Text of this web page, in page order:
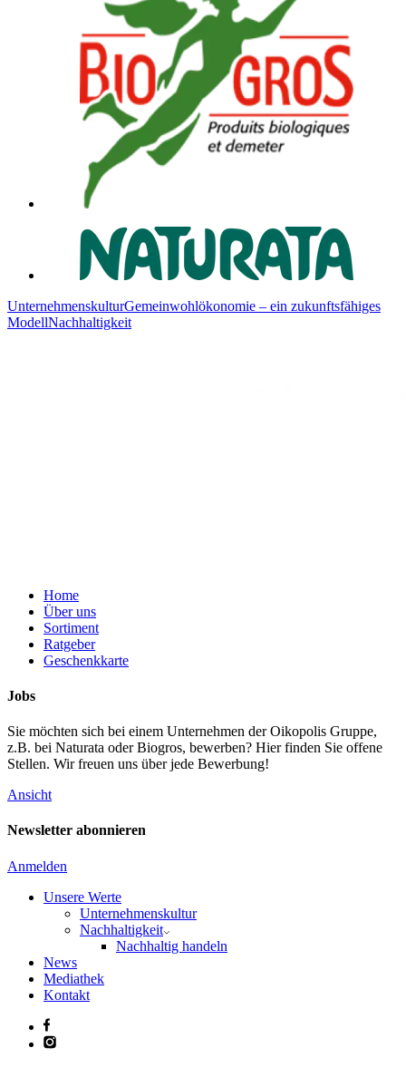
UnternehmenskulturGemeinwohlökonomie – ein zukunftsfähiges
ModellNachhaltigkeit
Home
Über uns
Sortiment
Ratgeber
Geschenkkarte
Jobs
Sie möchten sich bei einem Unternehmen der Oikopolis Gruppe,
z.B. bei Naturata oder Biogros, bewerben? Hier finden Sie offene
Stellen. Wir freuen uns über jede Bewerbung!
Ansicht
Newsletter abonnieren
Anmelden
Unsere Werte
Unternehmenskultur
Nachhaltigkeit
Nachhaltig handeln
News
Mediathek
Kontakt